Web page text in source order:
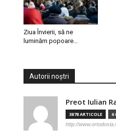
Ziua Învierii, să ne
luminăm popoare…
Autorii noștri
Preot Iulian
3878 ARTICOLE 6
http://